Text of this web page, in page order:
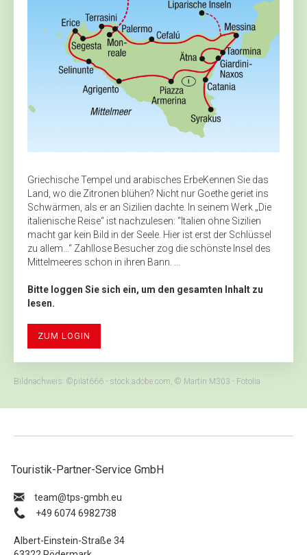
Griechische Tempel und arabisches ErbeKennen Sie das
Land, wo die Zitronen blühen? Nicht nur Goethe geriet ins
Schwärmen, als er an Sizilien dachte. In seinem Werk „Die
italienische Reise“ ist nachzulesen: “Italien ohne Sizilien
macht gar kein Bild in der Seele. Hier ist erst der Schlüssel
zu allem…“ Zahllose Besucher zog die schönste Insel des
Mittelmeeres schon in ihren Bann. ...
Bitte loggen Sie sich ein, um den gesamten Inhalt zu
lesen.
ZUM LOGIN
Bildnachweis: ©pilat666 - stock.adobe.com, © Martin M303 - Fotolia
Touristik-Partner-Service GmbH
ue.hbmg-spt@maet
+49 6074 6982738
Albert-Einstein-Straße 34